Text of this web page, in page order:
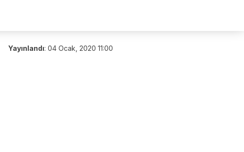
Yayınlandı: 04 Ocak, 2020 11:00